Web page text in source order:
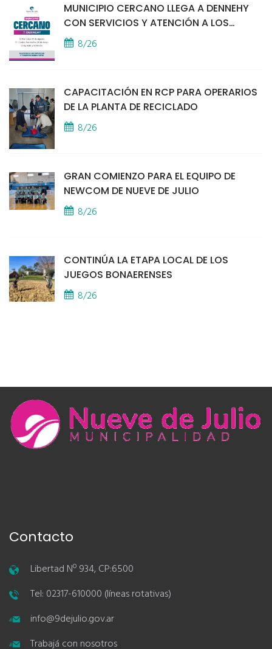
MUNICIPIO CERCANO LLEGA A DENNEHY
CON SERVICIOS Y ATENCIÓN A LOS
VECINOS
8/26
CAPACITACIÓN EN RCP PARA OPERARIOS
DE LA PLANTA DE RECICLADO
8/26
GRAN COMIENZO PARA EL EQUIPO DE
NEWCOM DE NUEVE DE JULIO
8/26
CONTINÚA LA ETAPA LOCAL DE LOS
JUEGOS BONAERENSES
8/26
Contacto
Libertad Nº 934, CP:6500
Tel: 02317-610000 (líneas rotativas)
info@9dejulio.gov.ar
Trabajá con nosotros